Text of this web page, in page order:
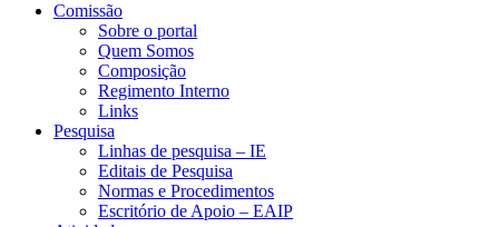
Comissão
Sobre o portal
Quem Somos
Composição
Regimento Interno
Links
Pesquisa
Linhas de pesquisa – IE
Editais de Pesquisa
Normas e Procedimentos
Escritório de Apoio – EAIP